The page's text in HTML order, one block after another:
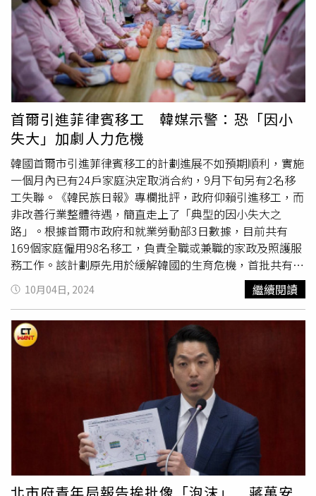
官金文洙以9％支持率位列其後。其他人選包括國民力量前
黨魁韓東勳、大邱市長洪準杓、首爾市長吳世勳等，3人支
持率均不超過5％。《韓國時報》分析，韓國政府宣布提前
大選後，李在明很可能辭去黨魁一職，然後參與競爭激烈的
黨內初選，尋求代表共同民主黨角逐總統。不過，李在明涉
嫌違反《公職選舉法》的案件，三審尚未宣判。韓國首爾高
等法院3月26日對該案作出二審判決，推翻一審判決結果判
無罪。最高法院預計6月底前宣布三審結果，而韓國或在6月
3日前大選。該案三審進展是否影響李的選情，有待觀察。
2022年總統選舉，李在明以微弱差距敗給尹錫悅，可謂是
尹的頭號政敵。他領導的共同民主黨在去年4月的國會選舉
中，拿下300席次中的175席，取得壓倒性勝利，不僅讓韓
政局形成「朝小野大」局面，更導致尹錫悅「從跛腳鴨變死
鴨」。在尹去年12月宣布戒嚴後，李在明更是決心把他趕下
台，認為尹對韓國憲法秩序構成威脅。李帶領在野黨發起彈
劾，矢言「必須恢復正常民主」。
首爾引進菲律賓移工 韓媒示警：恐「因小
失大」加劇人力危機
韓國首爾市引進菲律賓移工的計劃進展不如預期順利，實施
一個月內已有24戶家庭決定取消合約，9月下旬另有2名移
工失聯。《韓民族日報》專欄批評，政府仰賴引進移工，而
非改善行業整體待遇，簡直走上了「典型的因小失大之
路」。根據首爾市政府和就業勞動部3日數據，目前共有
169個家庭僱用98名移工，負責全職或兼職的家政及照護服
務工作。該計劃原先用於緩解韓國的生育危機，首批共有
100名菲律賓移工前往142戶家庭提供服務，但因為時間安
排等各項問題，目前已有24戶家庭中途解約。除此之外，兩
名照護人員突然失聯，進一步引發人們對該計劃的擔憂。雖
然該試點計劃得到了部分家庭的正面評價，但也出現了不少
批評聲音。原定在首爾進行半年試驗後，將於明年擴大至全
國範圍。然而，許多專家和政界人士呼籲擴大適用之前，必
須對徹底審查計劃，改進目前已暴露的各種問題。其中一項
主要問題是外籍勞工的待遇。根據規定，完成160小時專業
訓練的照護人員應在開始工作前獲得95萬韓元（約新台幣
2.3萬）的訓練津貼。津貼費用由政府認證的家政公司先行
支付，然後再向就業勞動部申請款項，但因公司財務限制，
照護人員遲遲沒有收到津貼，直到9月20日也僅支付部分款
項。與此同時，部分批評者認為外籍照護人員的薪資過高。
10月04日, 2024 繼續閱讀